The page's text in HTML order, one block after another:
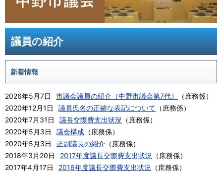
議員の紹介
新着情報
2026年5月7日 市議会議員の紹介（中野市議会第7代） （庶務係）
2020年12月1日
議員氏名の正確な表記について （庶務係）
2020年7月31日
議長交際費支出状況 （庶務係）
2020年5月3日
議会構成 （庶務係）
2020年5月3日
正副議長の紹介 （庶務係）
2018年3月20日
2017年度議長交際費支出状況 （庶務係）
2017年4月17日
2016年度議長交際費支出状況 （庶務係）